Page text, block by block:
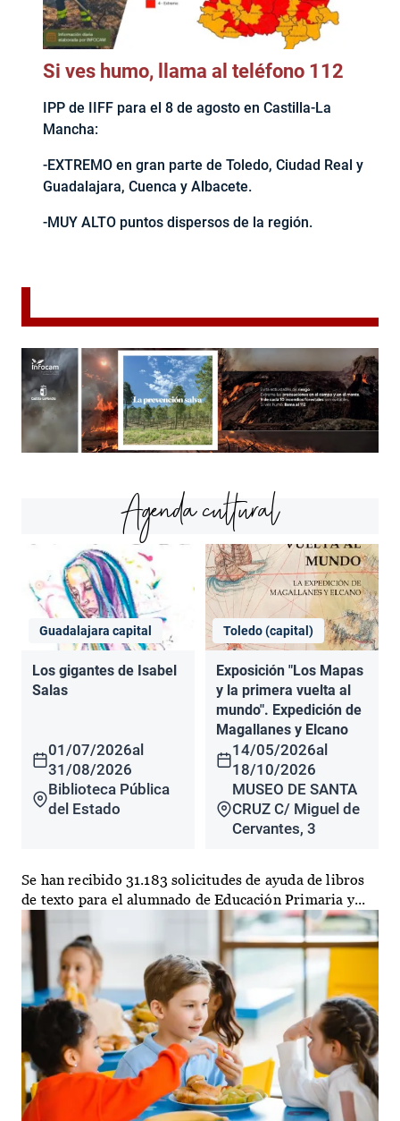
Si ves humo, llama al teléfono 112
IPP de IIFF para el 8 de agosto en Castilla-La
Mancha:
-EXTREMO en gran parte de Toledo, Ciudad Real y
Guadalajara, Cuenca y Albacete.
-MUY ALTO puntos dispersos de la región.
Agenda cultural
Guadalajara capital
Los gigantes de Isabel
Salas
01/07/2026al
31/08/2026
Biblioteca Pública
del Estado
Toledo (capital)
Exposición "Los Mapas
y la primera vuelta al
mundo". Expedición de
Magallanes y Elcano
14/05/2026al
18/10/2026
MUSEO DE SANTA
CRUZ C/ Miguel de
Cervantes, 3
Se han recibido 31.183 solicitudes de ayuda de libros
de texto para el alumnado de Educación Primaria y...